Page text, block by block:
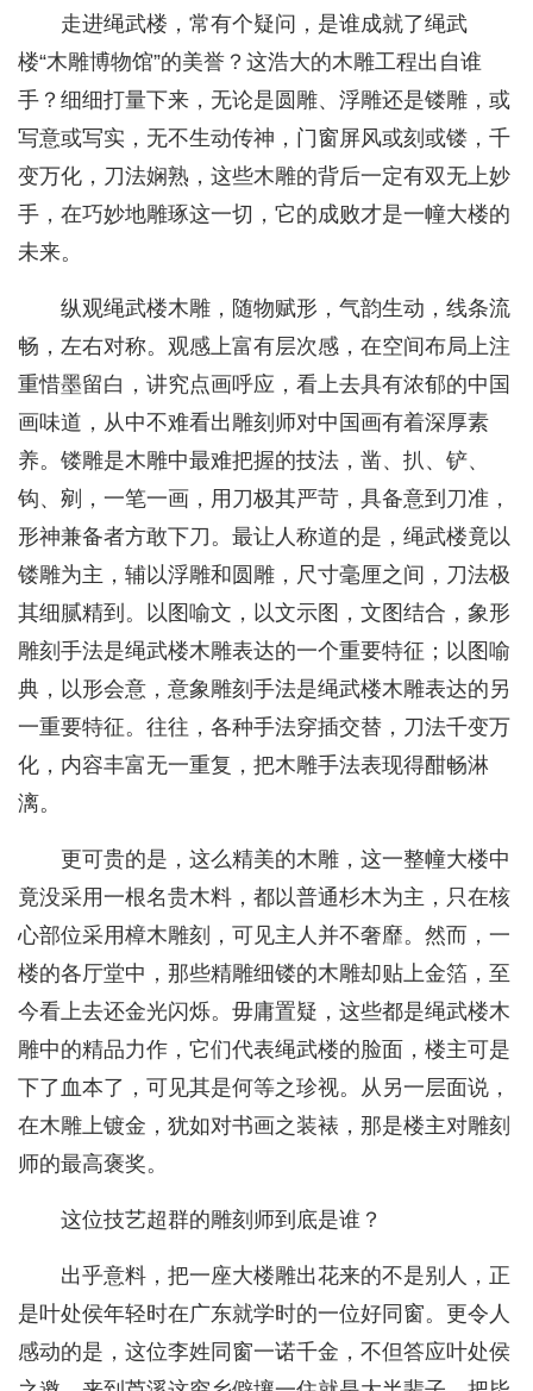
走进绳武楼，常有个疑问，是谁成就了绳武
楼“木雕博物馆”的美誉？这浩大的木雕工程出自谁
手？细细打量下来，无论是圆雕、浮雕还是镂雕，或
写意或写实，无不生动传神，门窗屏风或刻或镂，千
变万化，刀法娴熟，这些木雕的背后一定有双无上妙
手，在巧妙地雕琢这一切，它的成败才是一幢大楼的
未来。
纵观绳武楼木雕，随物赋形，气韵生动，线条流
畅，左右对称。观感上富有层次感，在空间布局上注
重惜墨留白，讲究点画呼应，看上去具有浓郁的中国
画味道，从中不难看出雕刻师对中国画有着深厚素
养。镂雕是木雕中最难把握的技法，凿、扒、铲、
钩、剜，一笔一画，用刀极其严苛，具备意到刀准，
形神兼备者方敢下刀。最让人称道的是，绳武楼竟以
镂雕为主，辅以浮雕和圆雕，尺寸毫厘之间，刀法极
其细腻精到。以图喻文，以文示图，文图结合，象形
雕刻手法是绳武楼木雕表达的一个重要特征；以图喻
典，以形会意，意象雕刻手法是绳武楼木雕表达的另
一重要特征。往往，各种手法穿插交替，刀法千变万
化，内容丰富无一重复，把木雕手法表现得酣畅淋
漓。
更可贵的是，这么精美的木雕，这一整幢大楼中
竟没采用一根名贵木料，都以普通杉木为主，只在核
心部位采用樟木雕刻，可见主人并不奢靡。然而，一
楼的各厅堂中，那些精雕细镂的木雕却贴上金箔，至
今看上去还金光闪烁。毋庸置疑，这些都是绳武楼木
雕中的精品力作，它们代表绳武楼的脸面，楼主可是
下了血本了，可见其是何等之珍视。从另一层面说，
在木雕上镀金，犹如对书画之装裱，那是楼主对雕刻
师的最高褒奖。
这位技艺超群的雕刻师到底是谁？
出乎意料，把一座大楼雕出花来的不是别人，正
是叶处侯年轻时在广东就学时的一位好同窗。更令人
感动的是，这位李姓同窗一诺千金，不但答应叶处侯